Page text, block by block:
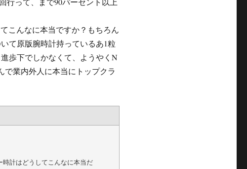
こんなに本当ですか？もちろん
て原版腕時計持っているあ1粒
歩下でしかなくて、ようやくN
で業内外人に本当にトップクラ
時計はどうしてこんなに本当だ